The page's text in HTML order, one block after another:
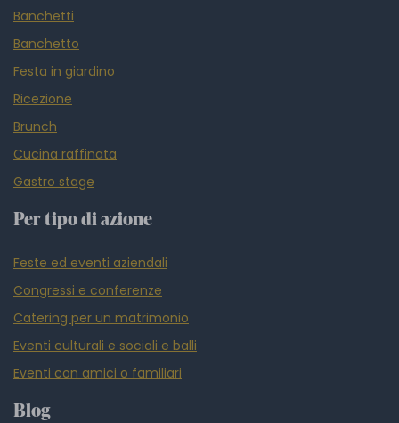
Banchetti
Banchetto
Festa in giardino
Ricezione
Brunch
Cucina raffinata
Gastro stage
Per tipo di azione
Feste ed eventi aziendali
Congressi e conferenze
Catering per un matrimonio
Eventi culturali e sociali e balli
Eventi con amici o familiari
Blog